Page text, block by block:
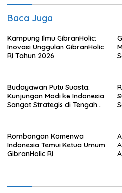
Baca Juga
Kampung Ilmu GibranHolic:
Inovasi Unggulan GibranHolic
RI Tahun 2026
Budayawan Putu Suasta:
Kunjungan Modi ke Indonesia
Sangat Strategis di Tengah
Rombongan Komenwa
Indonesia Temui Ketua Umum
GibranHolic RI